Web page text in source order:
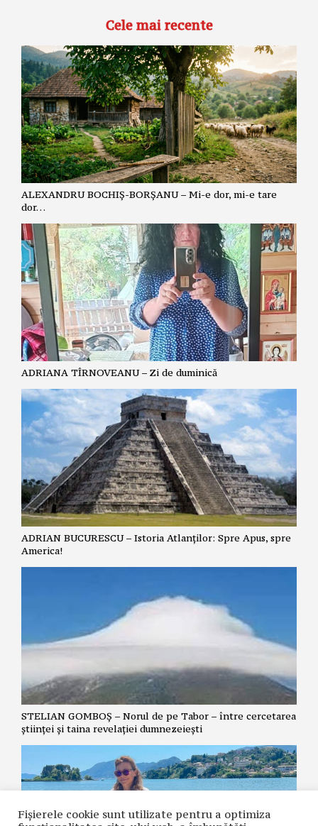
Cele mai recente
ALEXANDRU BOCHIȘ-BORȘANU – Mi-e dor, mi-e tare
dor…
ADRIANA TÎRNOVEANU – Zi de duminică
ADRIAN BUCURESCU – Istoria Atlanților: Spre Apus, spre
America!
STELIAN GOMBOȘ – Norul de pe Tabor – între cercetarea
științei și taina revelației dumnezeiești
Fișierele cookie sunt utilizate pentru a optimiza